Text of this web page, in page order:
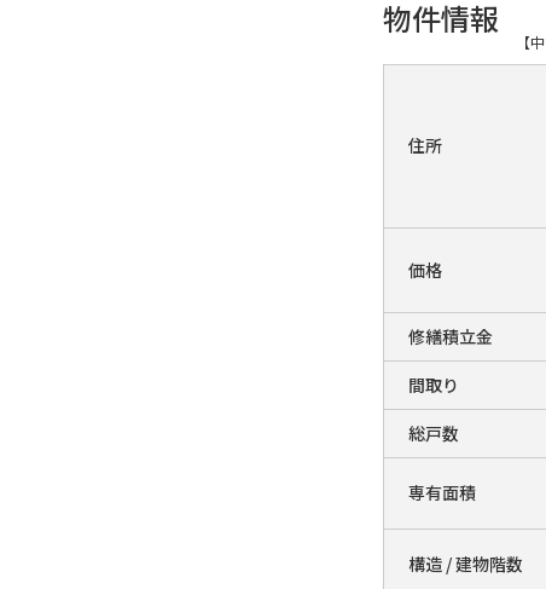
物件情報
【
住所
価格
修繕積立金
間取り
総戸数
専有面積
構造 / 建物階数